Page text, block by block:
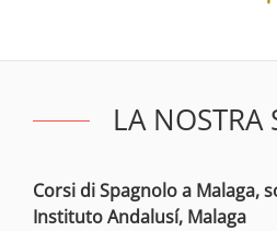
LA NOSTRA
Corsi di Spagnolo a Malaga,
Instituto Andalusí, Malaga